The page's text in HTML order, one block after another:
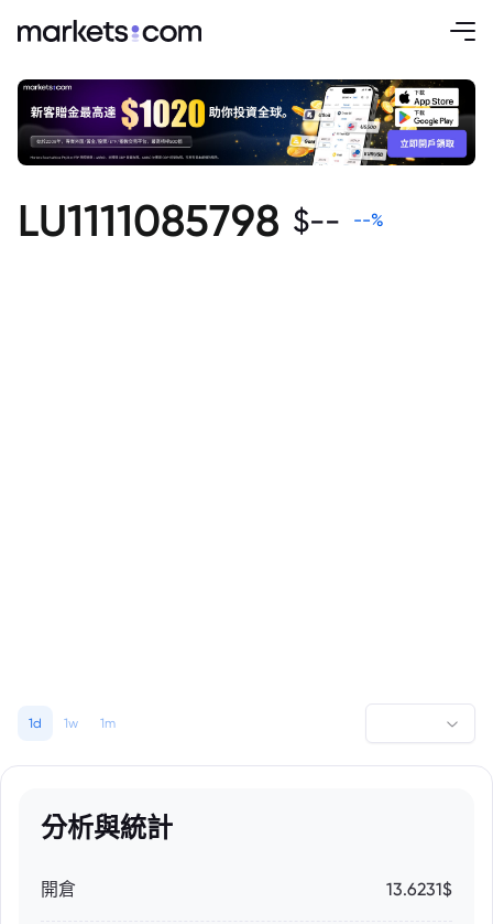
LU1111085798 $-- --%
1d 1w 1m
分析與統計
開倉 13.6231$